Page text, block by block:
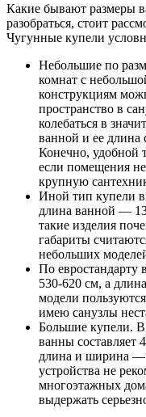
Какие бывают размеры
разобраться, стоит
Чугунные купели
Небольшие по
комнат с
конструкциям
пространство в
колебаться в
ванной и ее длина
Конечно, удобной
если помещения не
крупную
Иной тип купели
длина ванной ―
такие изделия
габариты
небольших
По евростандарту
530-620 см, а
модели
имею санузлы
Большие купели. В
ванны составляет
длина и ширина ―
устройства не
многоэтажных
выдержать